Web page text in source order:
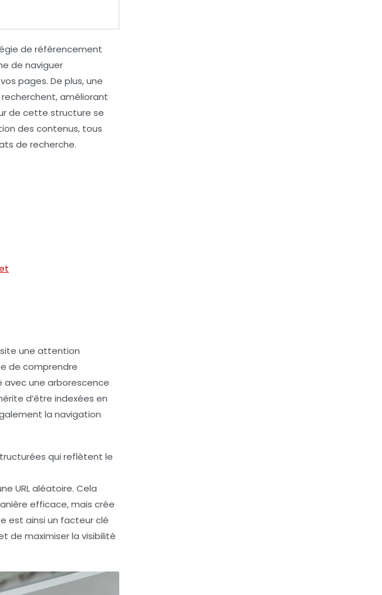
de référencement
de naviguer
pages. De plus, une
recherchent, améliorant
de cette structure se
des contenus, tous
de recherche.
une attention
de comprendre
avec une arborescence
d’être indexées en
la navigation
qui reflètent le
URL aléatoire. Cela
efficace, mais crée
est ainsi un facteur clé
de maximiser la visibilité